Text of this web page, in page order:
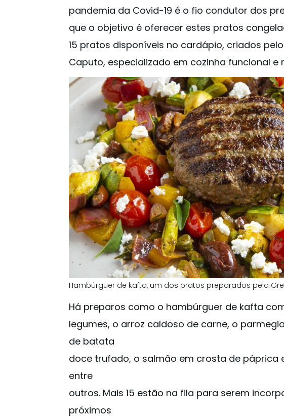
pandemia da Covid-19 é o fio condutor dos
que o objetivo é oferecer estes pratos
15 pratos disponíveis no cardápio, criados
Caputo, especializado em cozinha funcional e
Hambúrguer de kafta, um dos pratos preparados pela
Há preparos como o hambúrguer de kafta
legumes, o arroz caldoso de carne, o
de batata
doce trufado, o salmão em crosta de páprica
entre
outros. Mais 15 estão na fila para serem
próximos